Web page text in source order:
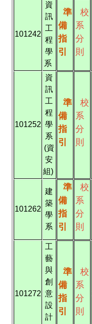
101242
資
訊
工
程
學
系
準
備
指
引
校
系
分
則
101252
資
訊
工
程
學
系
(資
安
組)
準
備
指
引
校
系
分
則
101262
建
築
學
系
準
備
指
引
校
系
分
則
101272
工
藝
與
創
意
設
計
準
備
指
引
校
系
分
則